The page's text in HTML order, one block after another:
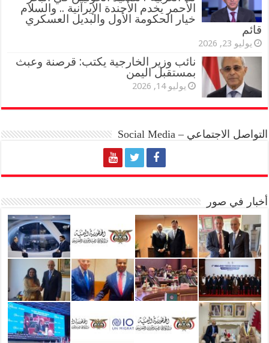
الأحمر يخدم الأجندة الإيرانية .. والسلام
خيار الحكومة الأول والبديل العسكري
قائم
يوليو 23, 2026
نائب وزير الخارجية يكتب: قرصنة وعبث
بمستقبل اليمن
يوليو 14, 2026
التواصل الاجتماعي – Social Media
أخبار في صور